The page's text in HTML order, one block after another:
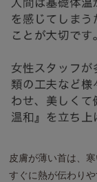
皮膚が薄い首は、
すぐに熱が伝わりや